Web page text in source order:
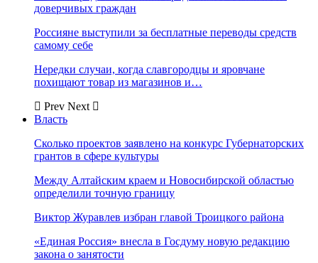
доверчивых граждан
Россияне выступили за бесплатные переводы средств
самому себе
Нередки случаи, когда славгородцы и яровчане
похищают товар из магазинов и…
Prev Next
Власть
Сколько проектов заявлено на конкурс Губернаторских
грантов в сфере культуры
Между Алтайским краем и Новосибирской областью
определили точную границу
Виктор Журавлев избран главой Троицкого района
«Единая Россия» внесла в Госдуму новую редакцию
закона о занятости